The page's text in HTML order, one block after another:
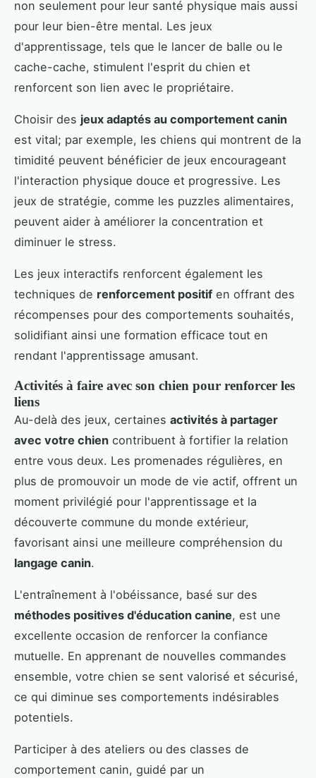
non seulement pour leur santé physique mais aussi
pour leur bien-être mental. Les jeux
d'apprentissage, tels que le lancer de balle ou le
cache-cache, stimulent l'esprit du chien et
renforcent son lien avec le propriétaire.
Choisir des jeux adaptés au comportement canin
est vital; par exemple, les chiens qui montrent de la
timidité peuvent bénéficier de jeux encourageant
l'interaction physique douce et progressive. Les
jeux de stratégie, comme les puzzles alimentaires,
peuvent aider à améliorer la concentration et
diminuer le stress.
Les jeux interactifs renforcent également les
techniques de renforcement positif en offrant des
récompenses pour des comportements souhaités,
solidifiant ainsi une formation efficace tout en
rendant l'apprentissage amusant.
Activités à faire avec son chien pour renforcer les
liens
Au-delà des jeux, certaines activités à partager
avec votre chien contribuent à fortifier la relation
entre vous deux. Les promenades régulières, en
plus de promouvoir un mode de vie actif, offrent un
moment privilégié pour l'apprentissage et la
découverte commune du monde extérieur,
favorisant ainsi une meilleure compréhension du
langage canin.
L'entraînement à l'obéissance, basé sur des
méthodes positives d'éducation canine, est une
excellente occasion de renforcer la confiance
mutuelle. En apprenant de nouvelles commandes
ensemble, votre chien se sent valorisé et sécurisé,
ce qui diminue ses comportements indésirables
potentiels.
Participer à des ateliers ou des classes de
comportement canin, guidé par un